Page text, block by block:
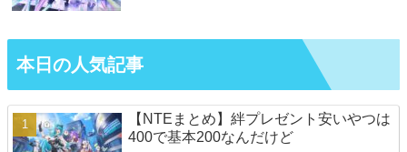
本日の人気記事
【NTEまとめ】絆プレゼント安いやつは
400で基本200なんだけど